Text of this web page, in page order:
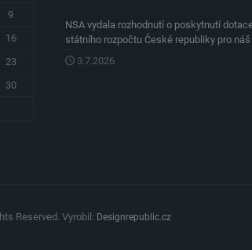
9
16
23
30
NSA vydala rozhodnutí o poskytnutí
státního rozpočtu České republiky pro
3.7.2026
Reserved. Vyrobil: Designrepublic.cz